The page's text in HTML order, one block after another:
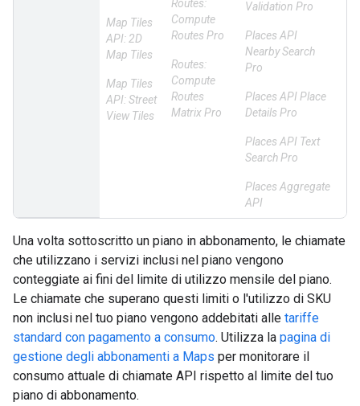
Map Tiles
API: 2D
Map Tiles
Map Tiles
API: Street
View Tiles
Routes:
Compute
Routes Pro
Routes:
Compute
Routes
Matrix Pro
Validation Pro
Places API
Nearby Search
Pro
Places API Place
Details Pro
Places API Text
Search Pro
Places Aggregate
API
Una volta sottoscritto un piano in abbonamento, le chiamate
che utilizzano i servizi inclusi nel piano vengono
conteggiate ai fini del limite di utilizzo mensile del piano.
Le chiamate che superano questi limiti o l'utilizzo di SKU
non inclusi nel tuo piano vengono addebitati alle tariffe
standard con pagamento a consumo. Utilizza la pagina di
gestione degli abbonamenti a Maps per monitorare il
consumo attuale di chiamate API rispetto al limite del tuo
piano di abbonamento.